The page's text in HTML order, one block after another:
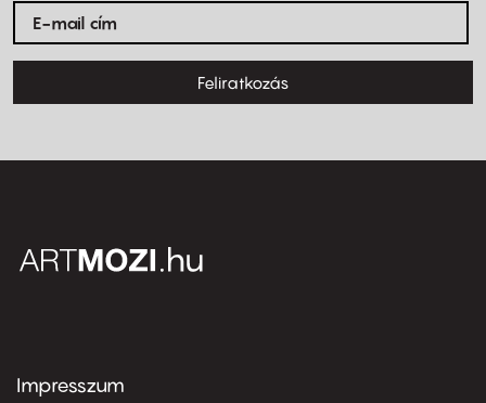
Feliratkozás
Footer
Impresszum